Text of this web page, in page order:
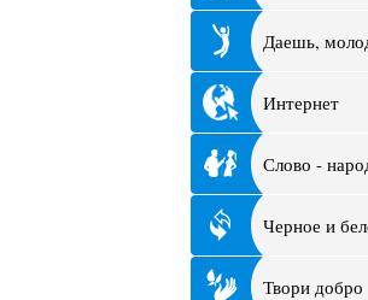
Даешь,
Интернет
Слово -
Черное и
Твори добро